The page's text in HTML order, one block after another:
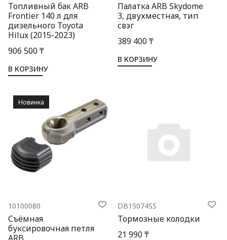
Топливный бак ARB
Frontier 140 л для
дизельного Toyota
Hilux (2015-2023)
906 500 ₸
В КОРЗИНУ
Палатка ARB Skydome
3, двухместная, тип
свэг
389 400 ₸
В КОРЗИНУ
10100080
Съёмная
буксировочная петля
Новинка
DB15074SS
Тормозные колодки
21 990 ₸